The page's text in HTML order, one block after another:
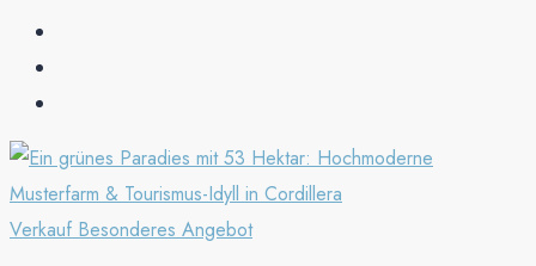
Verkauf Besonderes Angebot